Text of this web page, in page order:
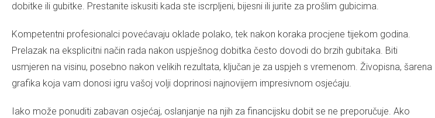
dobitke ili gubitke. Prestanite iskusiti kada ste iscrpljeni, bijesni ili jurite za prošlim gubicima.
Kompetentni profesionalci povećavaju oklade polako, tek nakon koraka procjene tijekom godina.
Prelazak na eksplicitni način rada nakon uspješnog dobitka često dovodi do brzih gubitaka. Biti
usmjeren na visinu, posebno nakon velikih rezultata, ključan je za uspjeh s vremenom. Živopisna, šarena
grafika koja vam donosi igru ​​​​vašoj volji doprinosi najnovijem impresivnom osjećaju.
Iako može ponuditi zabavan osjećaj, oslanjanje na njih za financijsku dobit se ne preporučuje. Ako